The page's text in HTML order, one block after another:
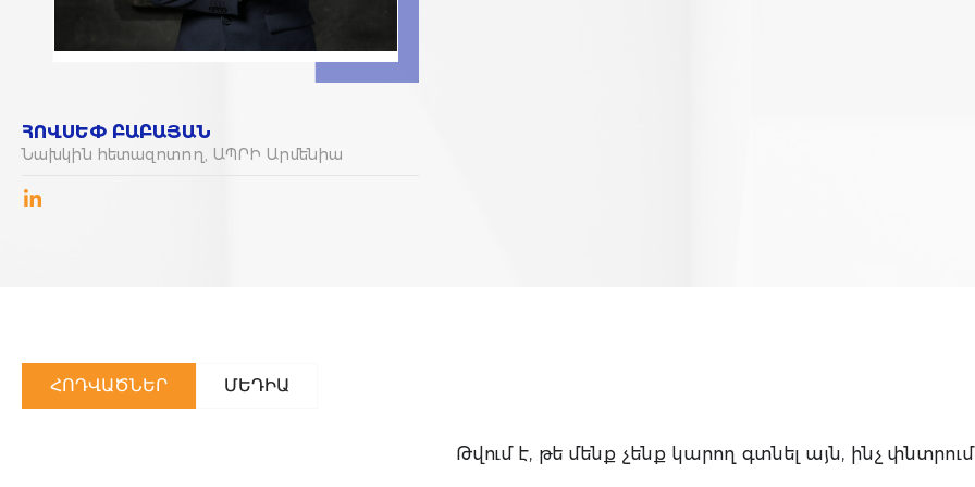
ՀՈՎՍԵՓԲԱԲԱՅԱՆ
Նախկին հետազոտող, ԱՊՐԻ Արմենիա
ՀՈԴՎԱԾՆԵՐ ՄԵԴԻԱ
Թվում է, թե մենք չենք կարող գտնել այն, ինչ